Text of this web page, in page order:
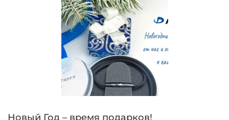
Новый Год – время подарков!